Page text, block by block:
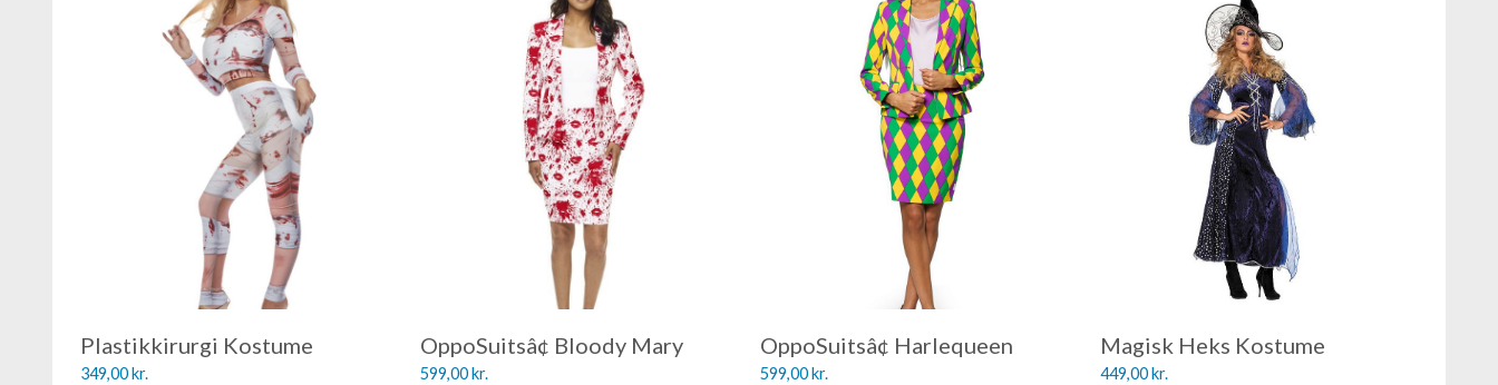
Plastikkirurgi Kostume
349,00kr.
OppoSuitsâ¢ Bloody Mary
599,00kr.
OppoSuitsâ¢ Harlequeen
599,00kr.
Magisk Heks Kostume
449,00kr.